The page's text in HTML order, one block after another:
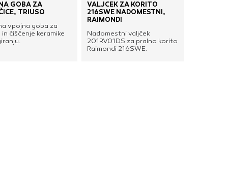
GOBA ZA
TRIUSO
vpojna goba za
čiščenje keramike
VALJČEK ZA KORITO
216SWE NADOMESTNI,
RAIMONDI
Nadomestni valjček
201RV01DS za pralno korito
Raimondi 216SWE.